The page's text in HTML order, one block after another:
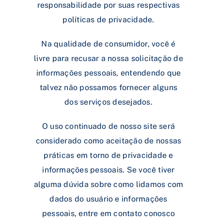
responsabilidade por suas respectivas
políticas de privacidade.
Na qualidade de consumidor, você é
livre para recusar a nossa solicitação de
informações pessoais, entendendo que
talvez não possamos fornecer alguns
dos serviços desejados.
O uso continuado de nosso site será
considerado como aceitação de nossas
práticas em torno de privacidade e
informações pessoais. Se você tiver
alguma dúvida sobre como lidamos com
dados do usuário e informações
pessoais, entre em contato conosco